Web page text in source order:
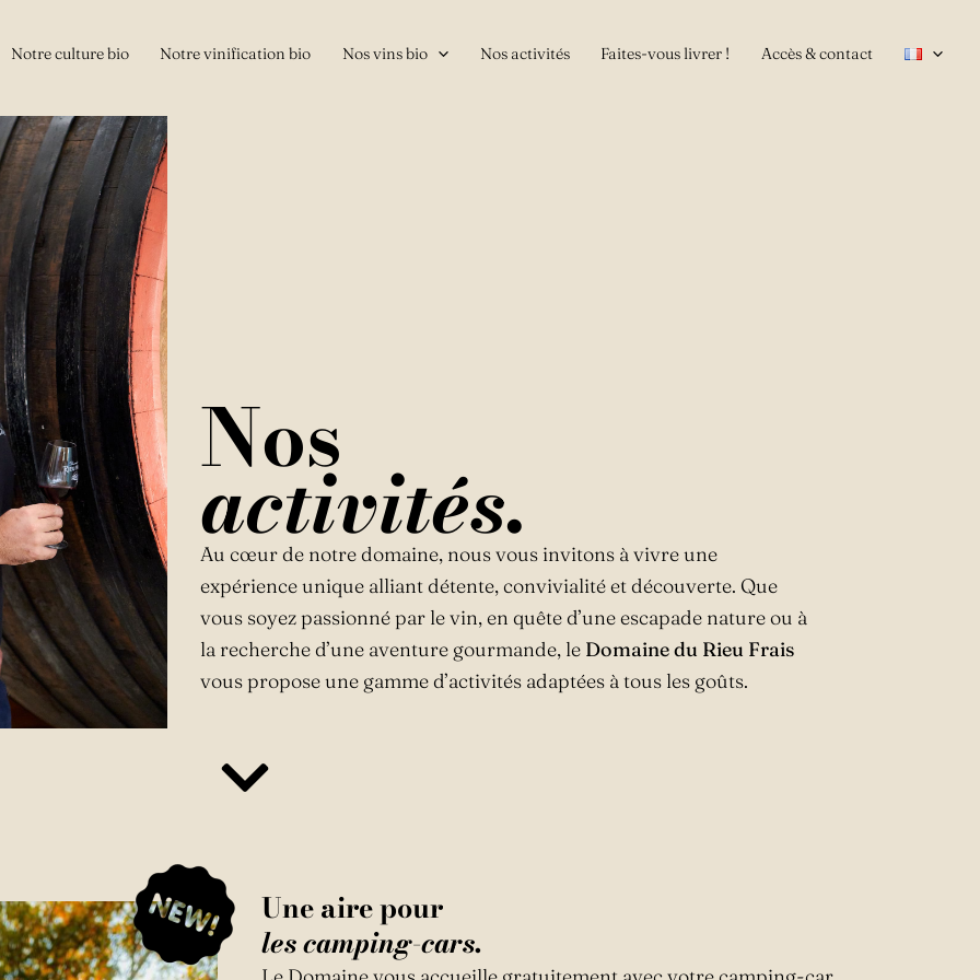
Notre culture bio Notre vinification bio Nos vins bio Nos activités Faites-vous livrer ! Accès & contact
Nos
activités.
Au cœur de notre domaine, nous vous invitons à vivre une
expérience unique alliant détente, convivialité et découverte. Que
vous soyez passionné par le vin, en quête d’une escapade nature ou à
la recherche d’une aventure gourmande, le Domaine du Rieu Frais
vous propose une gamme d’activités adaptées à tous les goûts.
Une aire pour
les camping-cars.